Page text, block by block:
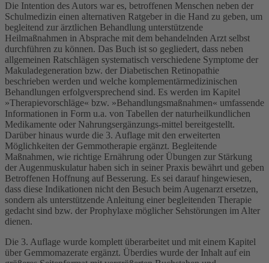
Die Intention des Autors war es, betroffenen Menschen neben der
Schulmedizin einen alternativen Ratgeber in die Hand zu geben, um
begleitend zur ärztlichen Behandlung unterstützende
Heilmaßnahmen in Absprache mit dem behandelnden Arzt selbst
durchführen zu können. Das Buch ist so gegliedert, dass neben
allgemeinen Ratschlägen systematisch verschiedene Symptome der
Makuladegeneration bzw. der Diabetischen Retinopathie
beschrieben werden und welche komplementärmedizinischen
Behandlungen erfolgversprechend sind. Es werden im Kapitel
»Therapievorschläge« bzw. »Behandlungsmaßnahmen« umfassende
Informationen in Form u.a. von Tabellen der naturheilkundlichen
Medikamente oder Nahrungsergänzungs-mittel bereitgestellt.
Darüber hinaus wurde die 3. Auflage mit den erweiterten
Möglichkeiten der Gemmotherapie ergänzt. Begleitende
Maßnahmen, wie richtige Ernährung oder Übungen zur Stärkung
der Augenmuskulatur haben sich in seiner Praxis bewährt und geben
Betroffenen Hoffnung auf Besserung. Es sei darauf hingewiesen,
dass diese Indikationen nicht den Besuch beim Augenarzt ersetzen,
sondern als unterstützende Anleitung einer begleitenden Therapie
gedacht sind bzw. der Prophylaxe möglicher Sehstörungen im Alter
dienen.
Die 3. Auflage wurde komplett überarbeitet und mit einem Kapitel
über Gemmomazerate ergänzt. Überdies wurde der Inhalt auf ein